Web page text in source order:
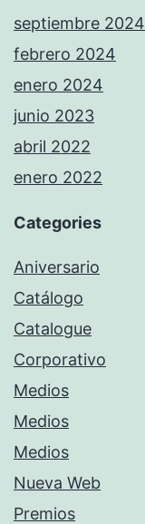
septiembre 2024
febrero 2024
enero 2024
junio 2023
abril 2022
enero 2022
Categories
Aniversario
Catálogo
Catalogue
Corporativo
Medios
Medios
Medios
Nueva Web
Premios